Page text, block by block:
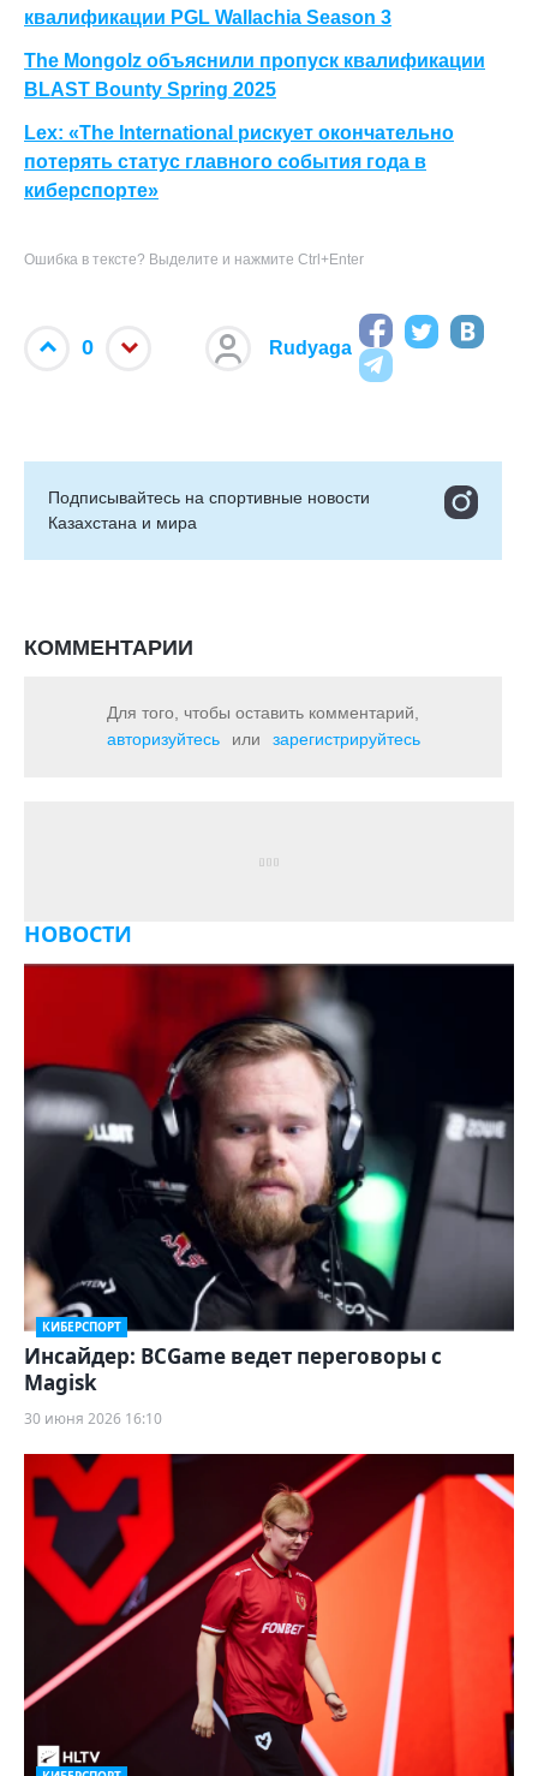
квалификации PGL Wallachia Season 3
The Mongolz объяснили пропуск квалификации
BLAST Bounty Spring 2025
Lex: «The International рискует окончательно
потерять статус главного события года в
киберспорте»
Ошибка в тексте? Выделите и нажмите Ctrl+Enter
0 Rudyaga
Подписывайтесь на cпортивные новости
Казахстана и мира
КОММЕНТАРИИ
Для того, чтобы оставить комментарий,
авторизуйтесь
или зарегистрируйтесь
НОВОСТИ
КИБЕРСПОРТ
Инсайдер: BCGame ведет переговоры с
Magisk
30 июня 2026 16:10